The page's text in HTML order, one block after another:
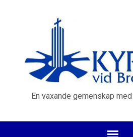
En växande gemenskap